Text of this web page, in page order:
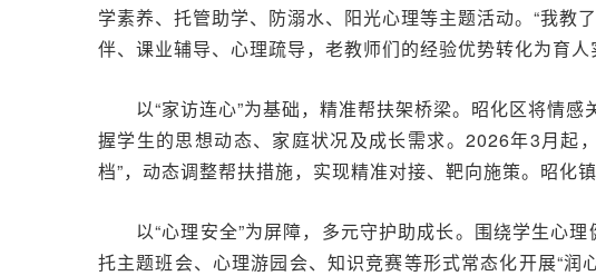
学素养、托管助学、防溺水、阳光心理等主题活动。“我教
伴、课业辅导、心理疏导，老教师们的经验优势转化为育
以“家访连心”为基础，精准帮扶架桥梁。昭化区将情
握学生的思想动态、家庭状况及成长需求。2026年3月起
档”，动态调整帮扶措施，实现精准对接、靶向施策。昭化
以“心理安全”为屏障，多元守护助成长。围绕学生心
托主题班会、心理游园会、知识竞赛等形式常态化开展“